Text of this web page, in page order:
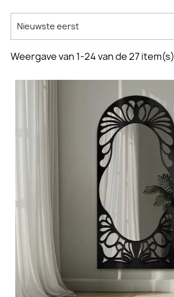
Nieuwste eerst
Weergave van 1-24 van de 27 item(s)